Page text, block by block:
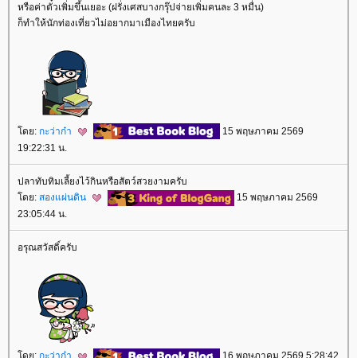
หรือค่าตั๋วเพิ่มขึ้นเยอะ (ฝรั่งเศสบางกรุ๊ปจ่ายเพิ่มคนละ 3 หมื่น)
ก็ทำให้นักท่องเที่ยวไม่อยากมาเมืองไทยครับ
ดย: กะว่าก๋า
15 พฤษภาคม 2569
19:22:31 น.
ปลาทับทิมเลี้ยงไว้กินหรือสัตว์สวยงามครับ
ดย: สองแผ่นดิน
15 พฤษภาคม 2569
23:05:44 น.
อรุณสวัสดิ์ครับ